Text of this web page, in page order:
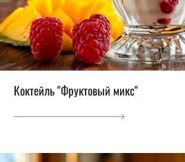
Коктейль "Фруктовый микс"